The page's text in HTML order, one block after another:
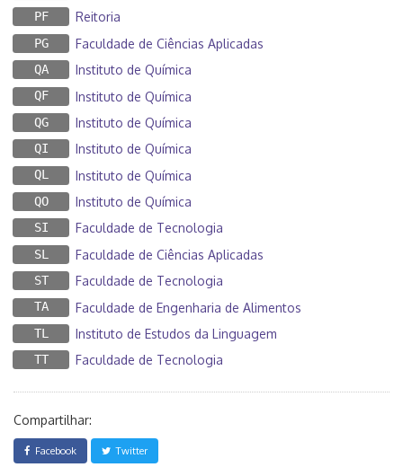
PF Reitoria
PG Faculdade de Ciências Aplicadas
QA Instituto de Química
QF Instituto de Química
QG Instituto de Química
QI Instituto de Química
QL Instituto de Química
QO Instituto de Química
SI Faculdade de Tecnologia
SL Faculdade de Ciências Aplicadas
ST Faculdade de Tecnologia
TA Faculdade de Engenharia de Alimentos
TL Instituto de Estudos da Linguagem
TT Faculdade de Tecnologia
Compartilhar:
Facebook Twitter